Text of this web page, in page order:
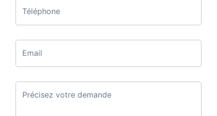
Téléphone
Email
Précisez votre demande